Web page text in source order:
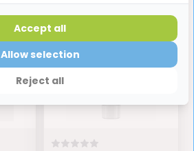
Reject all
Allow selection
Accept all